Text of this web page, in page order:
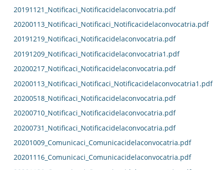
20191121_Notificaci_Notificacidelaconvocatria.pdf
20200113_Notificaci_Notificaci_Notificacidelaconvocatria.pdf
20191219_Notificaci_Notificacidelaconvocatria.pdf
20191209_Notificaci_Notificacidelaconvocatria1.pdf
20200217_Notificaci_Notificacidelaconvocatria.pdf
20200113_Notificaci_Notificaci_Notificacidelaconvocatria1.pdf
20200518_Notificaci_Notificacidelaconvocatria.pdf
20200710_Notificaci_Notificacidelaconvocatria.pdf
20200731_Notificaci_Notificacidelaconvocatria.pdf
20201009_Comunicaci_Comunicacidelaconvocatria.pdf
20201116_Comunicaci_Comunicacidelaconvocatria.pdf